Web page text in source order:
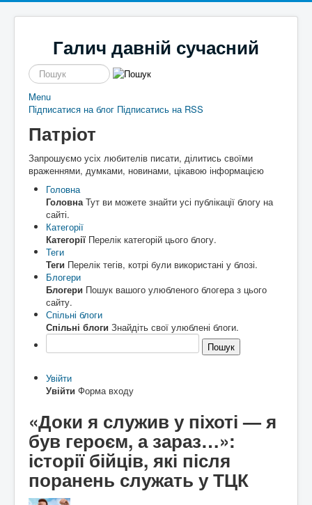
Галич давній сучасний
пошук
Menu
НовиниГалицькі байки
Економіка
Наше містоЧим жиє
СпортТо сила
Афіша
Шо там у клубі
ВолонтерствоЧас для інших
Наш край
Надзвичайні подіїШо сі стало
аЕкск
ле
ПостатіХто там
Історичні
Художники
Письменники
Діячі
Архітектура
Відео
Історія сіл
Відео
Блоги
Додати блог
НаболілеПіднімаємо проблеми
Роздуми за кавоюМрії та спогади
РізнеРізнокаліберно
Порадник Як то ся робит
т "Гал
сучасний"
ГаличфестФестивалимо
Контакти
Підписатися на блог Підписатись на RSS
Патріот
Запрошуємо усіх любителів писати, ділитись своїми
враженнями, думками, новинами, цікавою інформацією
Головна
ГоловнаТут ви можете знайти усі публікації блогу на
сайті.
Категорії
Категорії Перелік категорій цього блогу.
Теги
Теги Перелік тегів, котрі були використані у блозі.
Блогери
Блогери Пошук вашого улюбленого блогера з цього
сайту.
Спільні блоги
Спільні блоги Знайдіть свої улюблені блоги.
Пошук
Увійти
Увійти Форма входу
«Доки я служив у піхоті — я
був героєм, а зараз…»:
історії бійців, які після
поранень служать у ТЦК